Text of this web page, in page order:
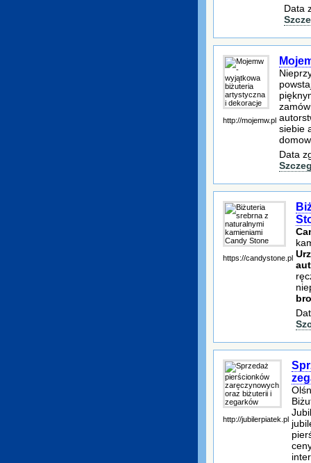
Data
http://mojemw.pl
siebie
Data
https://candystone.pl
http://jubilerpiatek.pl